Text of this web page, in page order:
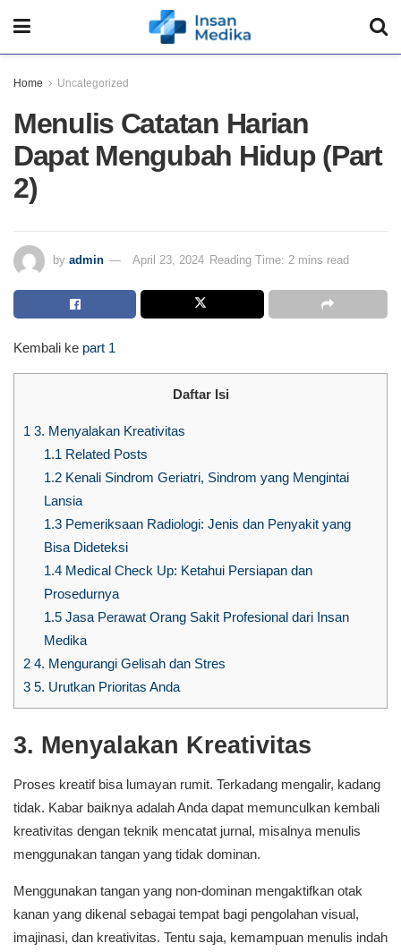
Home Uncategorized
Menulis Catatan Harian
Dapat Mengubah Hidup (Part
2)
by admin April 23, 2024 Reading Time: 2 mins read
Kembali ke part 1
Daftar Isi
1 3. Menyalakan Kreativitas
1.1 Related Posts
1.2Kenali Sindrom Geriatri, Sindrom yang Mengintai
Lansia
1.3Pemeriksaan Radiologi: Jenis dan Penyakit yang
Bisa Dideteksi
1.4Medical Check Up: Ketahui Persiapan dan
Prosedurnya
1.5Jasa Perawat Orang Sakit Profesional dari Insan
Medika
2 4. Mengurangi Gelisah dan Stres
3 5. Urutkan Prioritas Anda
3. Menyalakan Kreativitas
Proses kreatif bisa lumayan rumit. Terkadang mengalir, kadang
tidak. Kabar baiknya adalah Anda dapat memunculkan kembali
kreativitas dengan teknik mencatat jurnal, misalnya menulis
menggunakan tangan yang tidak dominan.
Menggunakan tangan yang non-dominan mengaktifkan otak
kanan yang dikenal sebagai tempat bagi pengolahan visual,
imajinasi, dan kreativitas. Tentu saja, kemampuan menulis indah